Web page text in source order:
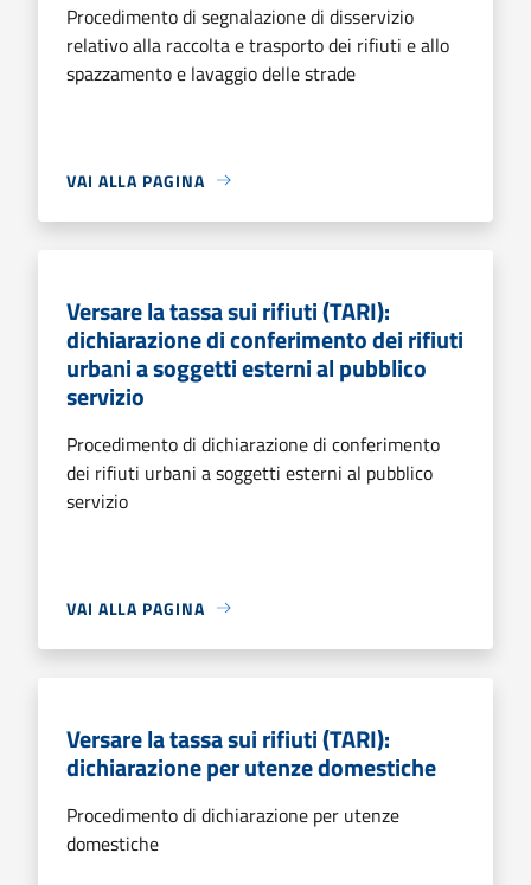
Procedimento di segnalazione di disservizio
relativo alla raccolta e trasporto dei rifiuti e allo
spazzamento e lavaggio delle strade
VAI ALLA PAGINA
Versare la tassa sui rifiuti (TARI):
dichiarazione di conferimento dei rifiuti
urbani a soggetti esterni al pubblico
servizio
Procedimento di dichiarazione di conferimento
dei rifiuti urbani a soggetti esterni al pubblico
servizio
VAI ALLA PAGINA
Versare la tassa sui rifiuti (TARI):
dichiarazione per utenze domestiche
Procedimento di dichiarazione per utenze
domestiche